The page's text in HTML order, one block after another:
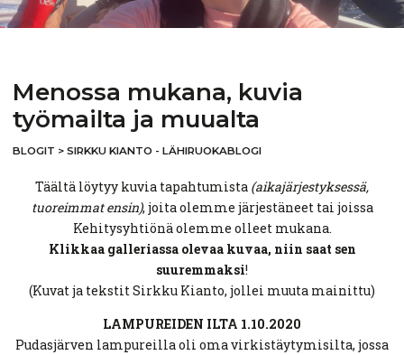
Menossa mukana, kuvia
työmailta ja muualta
BLOGIT > SIRKKU KIANTO - LÄHIRUOKABLOGI
Täältä löytyy kuvia tapahtumista (aikajärjestyksessä,
tuoreimmat ensin), joita olemme järjestäneet tai joissa
Kehitysyhtiönä olemme olleet mukana.
Klikkaa galleriassa olevaa kuvaa, niin saat sen
suuremmaksi!
(Kuvat ja tekstit Sirkku Kianto, jollei muuta mainittu)
LAMPUREIDEN ILTA 1.10.2020
Pudasjärven lampureilla oli oma virkistäytymisilta, jossa